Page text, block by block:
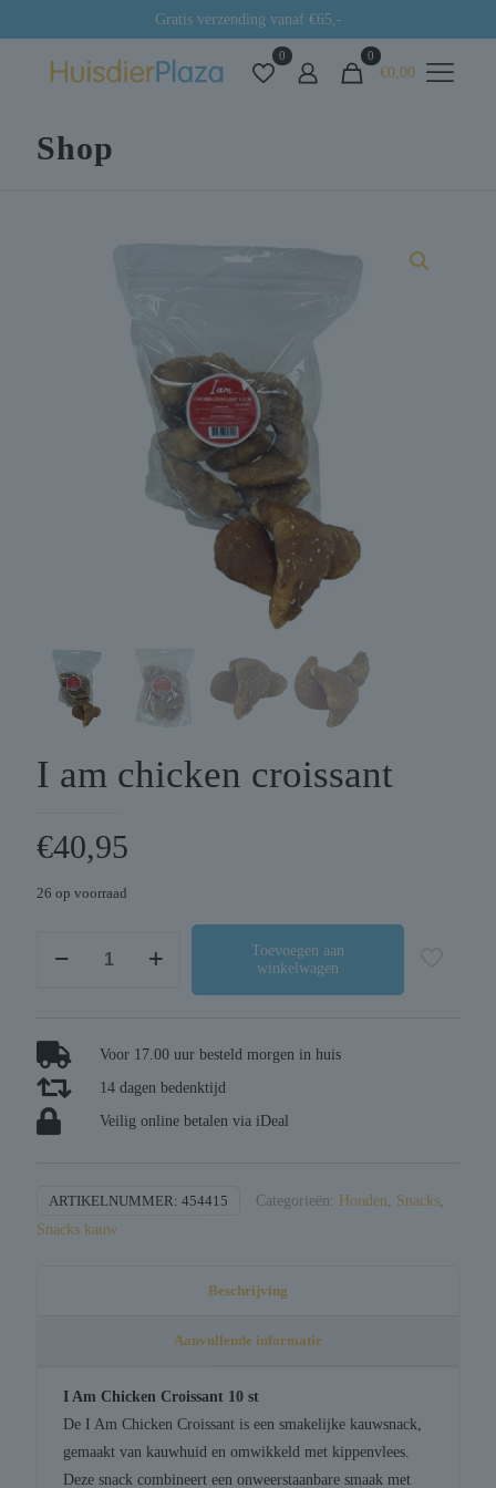
Gratis verzending vanaf €65,-
0 0
€0,00
Shop
I am chicken croissant
€40,95
26 op voorraad
aantal
Toevoegen aan
winkelwagen
Voor 17.00 uur besteld morgen in huis
14 dagen bedenktijd
Veilig online betalen via iDeal
ARTIKELNUMMER: 454415 Categorieën: Honden Snacks
Snacks kauw
Beschrijving
Aanvullende informatie
I Am Chicken Croissant 10 st
De I Am Chicken Croissant is een smakelijke kauwsnack,
gemaakt van kauwhuid en omwikkeld met kippenvlees.
Deze snack combineert een onweerstaanbare smaak met